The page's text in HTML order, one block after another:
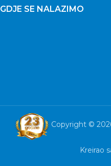
GDJE SE NALAZIMO
Copyright ©
Kreirao